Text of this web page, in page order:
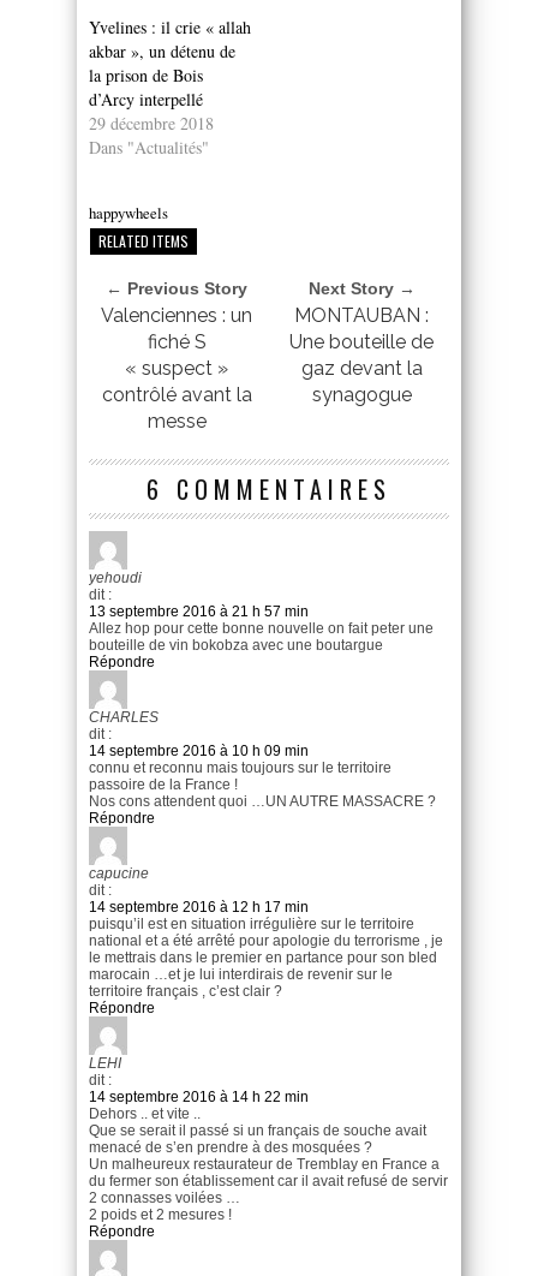
Yvelines : il crie « allah
akbar », un détenu de
la prison de Bois
d’Arcy interpellé
29 décembre 2018
Dans "Actualités"
happywheels
RELATED ITEMS
← Previous Story
Valenciennes : un
fiché S
« suspect »
contrôlé avant la
messe
Next Story →
MONTAUBAN :
Une bouteille de
gaz devant la
synagogue
6 COMMENTAIRES
yehoudi
dit :
13 septembre 2016 à 21 h 57 min
Allez hop pour cette bonne nouvelle on fait peter une
bouteille de vin bokobza avec une boutargue
Répondre
CHARLES
dit :
14 septembre 2016 à 10 h 09 min
connu et reconnu mais toujours sur le territoire
passoire de la France !
Nos cons attendent quoi …UN AUTRE MASSACRE ?
Répondre
capucine
dit :
14 septembre 2016 à 12 h 17 min
puisqu’il est en situation irrégulière sur le territoire
national et a été arrêté pour apologie du terrorisme , je
le mettrais dans le premier en partance pour son bled
marocain …et je lui interdirais de revenir sur le
territoire français , c’est clair ?
Répondre
LEHI
dit :
14 septembre 2016 à 14 h 22 min
Dehors .. et vite ..
Que se serait il passé si un français de souche avait
menacé de s’en prendre à des mosquées ?
Un malheureux restaurateur de Tremblay en France a
du fermer son établissement car il avait refusé de servir
2 connasses voilées …
2 poids et 2 mesures !
Répondre